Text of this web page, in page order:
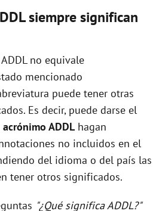
siempre significan
no equivale
mencionado
puede tener otras
Es decir, puede darse el
ADDL hagan
no incluidos en el
del idioma o del país las
tener otros significados.
"¿Qué significa ADDL?"